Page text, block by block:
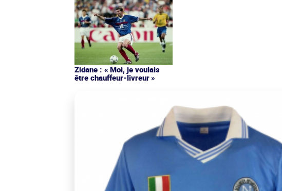
Zidane : « Moi, je voulais
être chauffeur-livreur »